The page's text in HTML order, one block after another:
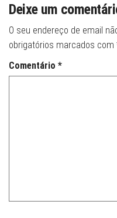
Deixe um
O seu endereço de email
obrigatórios marcados com
Comentário *